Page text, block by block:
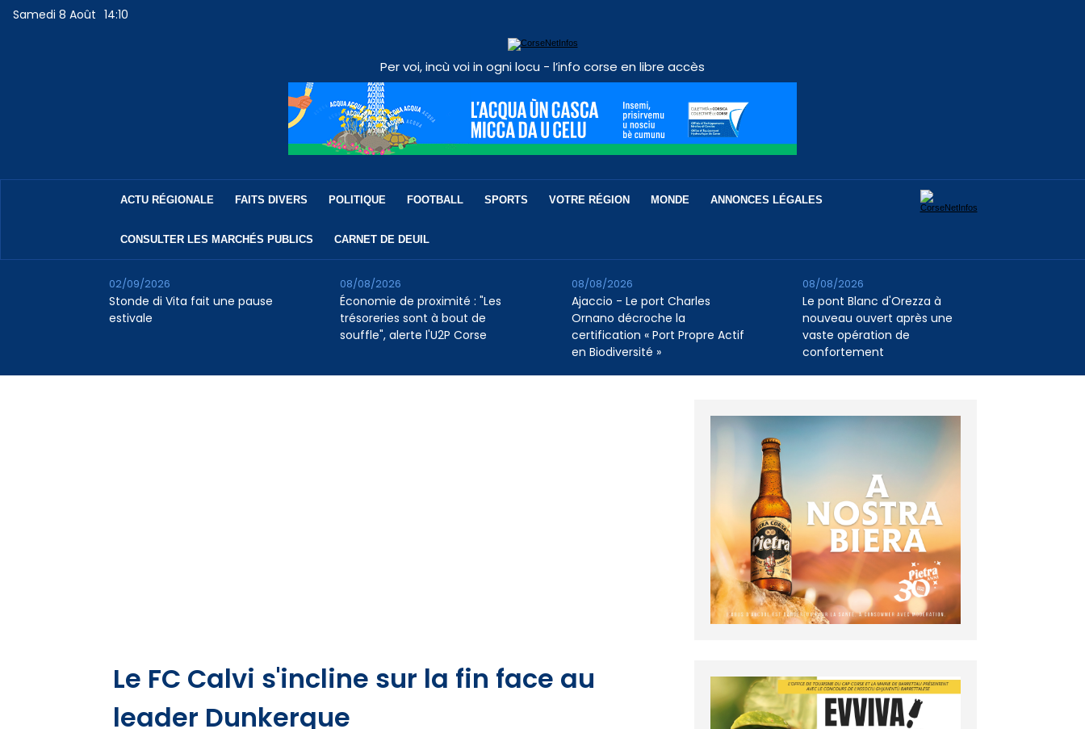
Samedi 8 Août 14:10
Per voi, incù voi in ogni locu - l’info corse en libre accès
ACTU RÉGIONALE FAITS DIVERS POLITIQUE FOOTBALL SPORTS VOTRE RÉGION MONDE ANNONCES LÉGALES
CONSULTER LES MARCHÉS PUBLICS CARNET DE DEUIL
Stonde di Vita fait une pause
estivale
02/09/2026
Économie de proximité : "Les
trésoreries sont à bout de
souffle", alerte l'U2P Corse
08/08/2026
Ajaccio - Le port Charles
Ornano décroche la
certification « Port Propre Actif
en Biodiversité »
08/08/2026
Le pont Blanc d'Orezza à
nouveau ouvert après une
vaste opération de
confortement
08/08/2026
Le FC Calvi s'incline sur la fin face au
leader Dunkerque